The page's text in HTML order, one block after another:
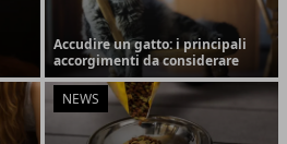
Accudire un gatto: i principali
accorgimenti da considerare
NEWS